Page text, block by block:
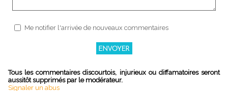
Me notifier l'arrivée de nouveaux commentaires
Tous les commentaires discourtois, injurieux ou diffamatoires seront
aussitôt supprimés par le modérateur.
Signaler un abus